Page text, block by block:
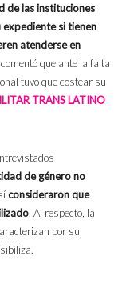
de las instituciones
expediente si tienen
atenderse en
que ante la falta
tuvo que costear su
TRANS LATINO
de género no
consideraron que
. Al respecto, la
por su